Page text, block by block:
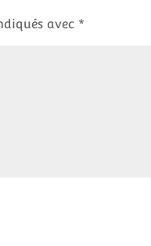
avec *